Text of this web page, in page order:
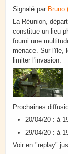
Signalé par Bruno
La Réunion,
constitue un lieu
fourni une
menace. Sur l'île,
limiter l'invasion.
Prochaines
20/04/20 : à
29/04/20 : à
Voir en "replay"